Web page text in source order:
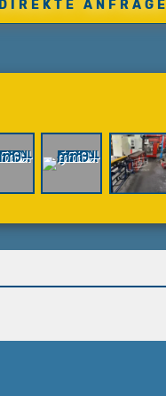
DIREKTE ANFRAGE